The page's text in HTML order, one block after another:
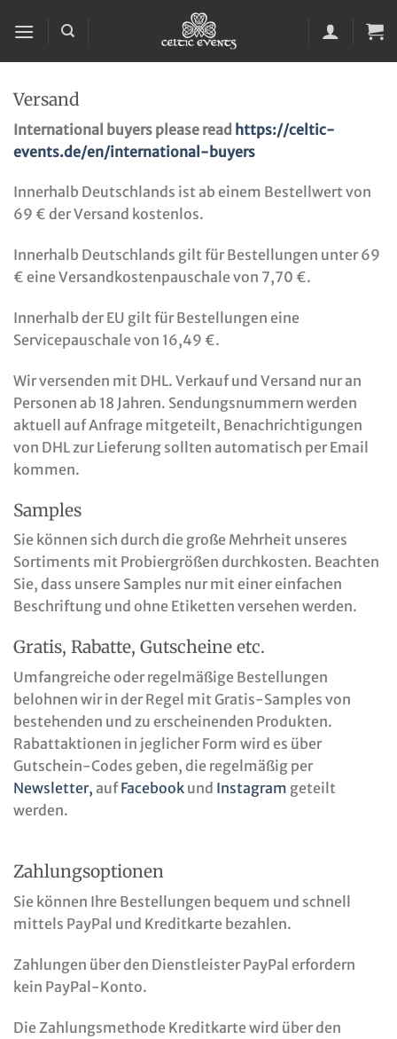
Inhalt
Versand
International buyers please read https://celtic-
events.de/en/international-buyers
Innerhalb Deutschlands ist ab einem Bestellwert von
69 € der Versand kostenlos.
Innerhalb Deutschlands gilt für Bestellungen unter 69
€ eine Versandkostenpauschale von 7,70 €.
Innerhalb der EU gilt für Bestellungen eine
Servicepauschale von 16,49 €.
Wir versenden mit DHL. Verkauf und Versand nur an
Personen ab 18 Jahren. Sendungsnummern werden
aktuell auf Anfrage mitgeteilt, Benachrichtigungen
von DHL zur Lieferung sollten automatisch per Email
kommen.
Samples
Sie können sich durch die große Mehrheit unseres
Sortiments mit Probiergrößen durchkosten. Beachten
Sie, dass unsere Samples nur mit einer einfachen
Beschriftung und ohne Etiketten versehen werden.
Gratis, Rabatte, Gutscheine etc.
Umfangreiche oder regelmäßige Bestellungen
belohnen wir in der Regel mit Gratis-Samples von
bestehenden und zu erscheinenden Produkten.
Rabattaktionen in jeglicher Form wird es über
Gutschein-Codes geben, die regelmäßig per
Newsletter, aufFacebook und Instagram geteilt
werden.
Zahlungsoptionen
Sie können Ihre Bestellungen bequem und schnell
mittels PayPal und Kreditkarte bezahlen.
Zahlungen über den Dienstleister PayPal erfordern
kein PayPal-Konto.
Die Zahlungsmethode Kreditkarte wird über den